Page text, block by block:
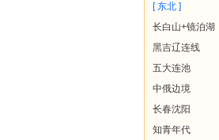
[ 东北 ]
长白山+镜泊湖
黑吉辽连线
五大连池
中俄边境
长春沈阳
知青年代